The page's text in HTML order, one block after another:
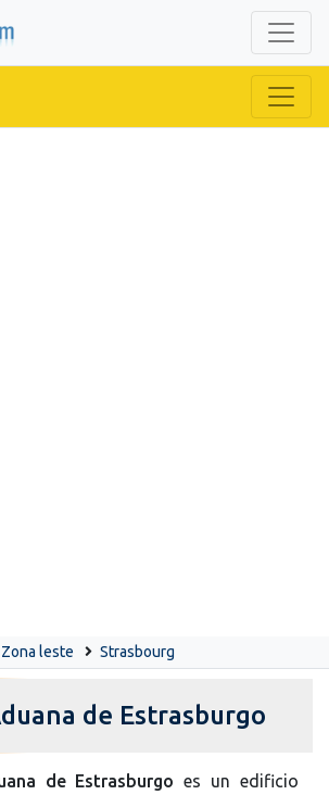
Zona leste Strasbourg
de Estrasburgo
de Estrasburgo es un edificio